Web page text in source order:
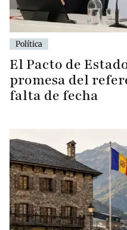
Política
El Pacto de
promesa del
falta de fecha